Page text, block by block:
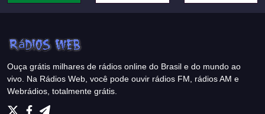
Ouça grátis milhares de rádios online do Brasil e do mundo ao
vivo. Na Rádios Web, você pode ouvir rádios FM, rádios AM e
Webrádios, totalmente grátis.